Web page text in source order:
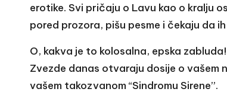
erotike. Svi pričaju o Lavu kao o kralju
pored prozora, pišu pesme i čekaju da
O, kakva je to kolosalna, epska
Zvezde danas otvaraju dosije o vašem
vašem takozvanom “Sindromu Sirene”.